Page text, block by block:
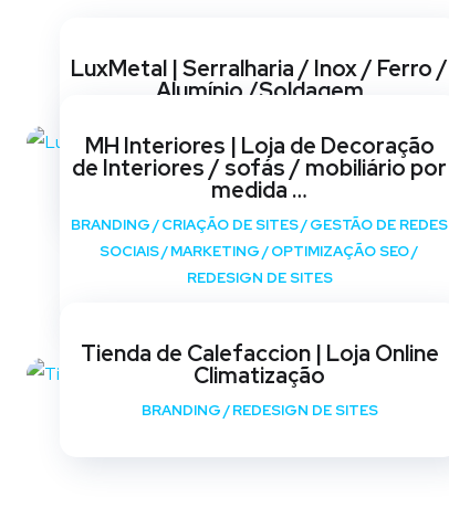
LuxMetal | Serralharia / Inox / Ferro /
Alumínio /Soldagem
SOCIAIS/ MARKETING/OPTIMIZAÇÃO SEO/
REDESIGN DE SITES
MH Interiores | Loja de Decoração
de Interiores / sofás / mobiliário por
medida …
BRANDING /CRIAÇÃO DE SITES/GESTÃO DE REDES
SOCIAIS/MARKETING/OPTIMIZAÇÃO SEO/
REDESIGN DE SITES
Tienda de Calefaccion | Loja Online
Climatização
BRANDING/REDESIGN DE SITES